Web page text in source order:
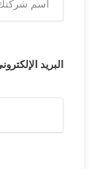
البريد